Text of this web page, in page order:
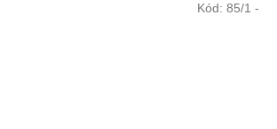
Kód: 85/1 -